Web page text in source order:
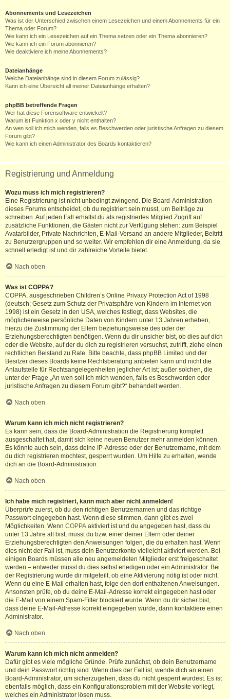
Abonnements und Lesezeichen
Was ist der Unterschied zwischen einem Lesezeichen und einem Abonnements für ein
Thema oder Forum?
Wie kann ich ein Lesezeichen auf ein Thema setzen oder ein Thema abonnieren?
Wie kann ich ein Forum abonnieren?
Wie deaktiviere ich meine Abonnements?
Dateianhänge
Welche Dateianhänge sind in diesem Forum zulässig?
Kann ich eine Übersicht all meiner Dateianhänge erhalten?
phpBB betreffende Fragen
Wer hat diese Forensoftware entwickelt?
Warum ist Funktion x oder y nicht enthalten?
An wen soll ich mich wenden, falls es Beschwerden oder juristische Anfragen zu diesem
Forum gibt?
Wie kann ich einen Administrator des Boards kontaktieren?
Registrierung und Anmeldung
Wozu muss ich mich registrieren?
Eine Registrierung ist nicht unbedingt zwingend. Die Board-Administration
dieses Forums entscheidet, ob du registriert sein musst, um Beiträge zu
schreiben. Auf jeden Fall erhältst du als registriertes Mitglied Zugriff auf
zusätzliche Funktionen, die Gästen nicht zur Verfügung stehen: zum Beispiel
Avatarbilder, Private Nachrichten, E-Mail-Versand an andere Mitglieder, Beitritt
zu Benutzergruppen und so weiter. Wir empfehlen dir eine Anmeldung, da sie
schnell erledigt ist und dir zahlreiche Vorteile bietet.
Nach oben
Was ist COPPA?
COPPA, ausgeschrieben Children’s Online Privacy Protection Act of 1998
(deutsch: Gesetz zum Schutz der Privatsphäre von Kindern im Internet von
1998) ist ein Gesetz in den USA, welches festlegt, dass Websites, die
möglicherweise persönliche Daten von Kindern unter 13 Jahren erheben,
hierzu die Zustimmung der Eltern beziehungsweise des oder der
Erziehungsberechtigten benötigen. Wenn du dir unsicher bist, ob dies auf dich
oder die Website, auf der du dich zu registrieren versuchst, zutrifft, ziehe einen
rechtlichen Beistand zu Rate. Bitte beachte, dass phpBB Limited und der
Besitzer dieses Boards keine Rechtsberatung anbieten kann und nicht die
Anlaufstelle für Rechtsangelegenheiten jeglicher Art ist; außer solchen, die
unter der Frage „An wen soll ich mich wenden, falls es Beschwerden oder
juristische Anfragen zu diesem Forum gibt?“ behandelt werden.
Nach oben
Warum kann ich mich nicht registrieren?
Es kann sein, dass die Board-Administration die Registrierung komplett
ausgeschaltet hat, damit sich keine neuen Benutzer mehr anmelden können.
Es könnte auch sein, dass deine IP-Adresse oder der Benutzername, mit dem
du dich registrieren möchtest, gesperrt wurden. Um Hilfe zu erhalten, wende
dich an die Board-Administration.
Nach oben
Ich habe mich registriert, kann mich aber nicht anmelden!
Überprüfe zuerst, ob du den richtigen Benutzernamen und das richtige
Passwort eingegeben hast. Wenn diese stimmen, dann gibt es zwei
Möglichkeiten. Wenn COPPA aktiviert ist und du angegeben hast, dass du
unter 13 Jahre alt bist, musst du bzw. einer deiner Eltern oder deiner
Erziehungsberechtigten den Anweisungen folgen, die du erhalten hast. Wenn
dies nicht der Fall ist, muss dein Benutzerkonto vielleicht aktiviert werden. Bei
einigen Boards müssen alle neu angemeldeten Mitglieder erst freigeschaltet
werden – entweder musst du dies selbst erledigen oder ein Administrator. Bei
der Registrierung wurde dir mitgeteilt, ob eine Aktivierung nötig ist oder nicht.
Wenn du eine E-Mail erhalten hast, folge den dort enthaltenen Anweisungen.
Ansonsten prüfe, ob du deine E-Mail-Adresse korrekt eingegeben hast oder
die E-Mail von einem Spam-Filter blockiert wurde. Wenn du dir sicher bist,
dass deine E-Mail-Adresse korrekt eingegeben wurde, dann kontaktiere einen
Administrator.
Nach oben
Warum kann ich mich nicht anmelden?
Dafür gibt es viele mögliche Gründe. Prüfe zunächst, ob dein Benutzername
und dein Passwort richtig sind. Wenn dies der Fall ist, wende dich an einen
Board-Administrator, um sicherzugehen, dass du nicht gesperrt wurdest. Es ist
ebenfalls möglich, dass ein Konfigurationsproblem mit der Website vorliegt,
welches ein Administrator lösen muss.